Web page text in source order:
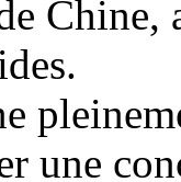
une